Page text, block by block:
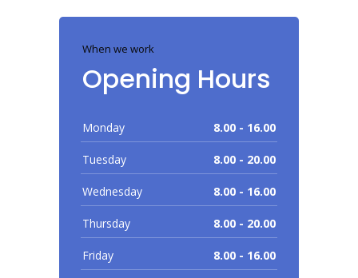
When we work
Opening Hours
Monday 8.00 - 16.00
Tuesday 8.00 - 20.00
Wednesday 8.00 - 16.00
Thursday 8.00 - 20.00
Friday 8.00 - 16.00